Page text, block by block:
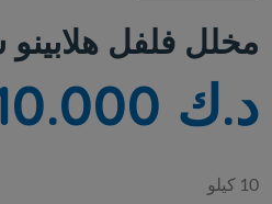
مخلل فلفل هلابينو
د.ك 10.000
10 كيلو